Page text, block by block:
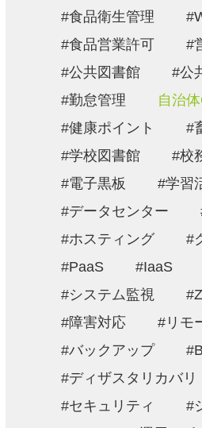
食品衛生管理
食品営業許可
公共図書館
公
勤怠管理
自治
健康ポイント
学校図書館
校
電子黒板
学習
データセンター
ホスティング
PaaS
IaaS
システム監視
障害対応
リモ
バックアップ
ディザスタリカバリ
セキュリティ